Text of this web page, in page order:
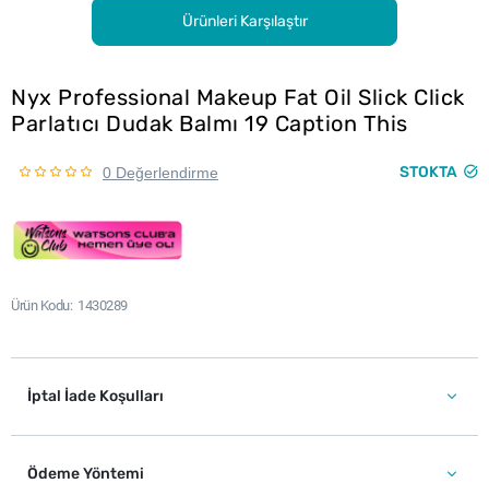
Ürünleri Karşılaştır
Nyx Professional Makeup Fat Oil Slick Click
Parlatıcı Dudak Balmı 19 Caption This
0 Değerlendirme STOKTA
Ürün Kodu 1430289
İptal İade Koşulları
Ödeme Yöntemi